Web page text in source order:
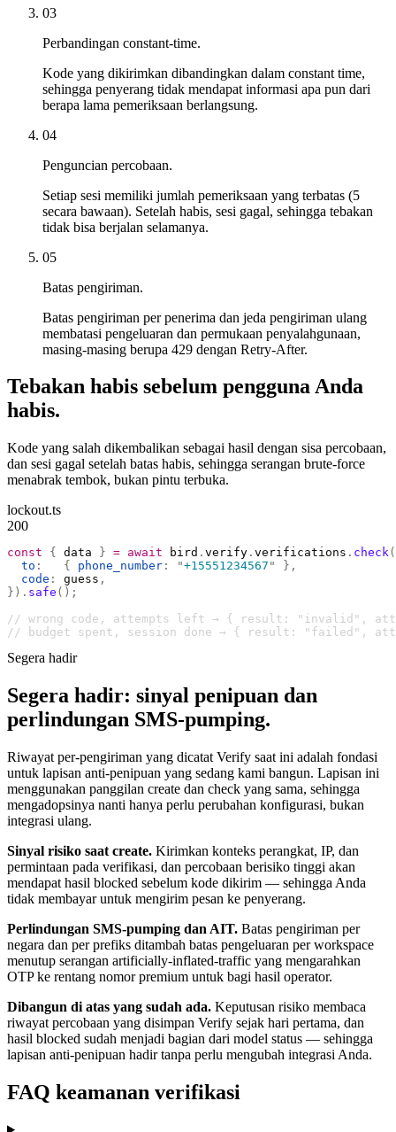
03
Perbandingan constant-time.
Kode yang dikirimkan dibandingkan dalam constant time,
sehingga penyerang tidak mendapat informasi apa pun dari
berapa lama pemeriksaan berlangsung.
04
Penguncian percobaan.
Setiap sesi memiliki jumlah pemeriksaan yang terbatas (5
secara bawaan). Setelah habis, sesi gagal, sehingga tebakan
tidak bisa berjalan selamanya.
05
Batas pengiriman.
Batas pengiriman per penerima dan jeda pengiriman ulang
membatasi pengeluaran dan permukaan penyalahgunaan,
masing-masing berupa 429 dengan Retry-After.
Tebakan habis sebelum pengguna Anda
habis.
Kode yang salah dikembalikan sebagai hasil dengan sisa percobaan,
dan sesi gagal setelah batas habis, sehingga serangan brute-force
menabrak tembok, bukan pintu terbuka.
lockout.ts
200
const { data } = await bird . verify . verifications . check
  to
:
   {
phone_number : "+15551234567 "
},
  code
: guess ,
}). safe ();
// wrong code, attempts left → { result: "invalid",
// budget spent, session done → { result: "failed",
Segera hadir
Segera hadir: sinyal penipuan dan
perlindungan SMS-pumping.
Riwayat per-pengiriman yang dicatat Verify saat ini adalah fondasi
untuk lapisan anti-penipuan yang sedang kami bangun. Lapisan ini
menggunakan panggilan create dan check yang sama, sehingga
mengadopsinya nanti hanya perlu perubahan konfigurasi, bukan
integrasi ulang.
Sinyal risiko saat create. Kirimkan konteks perangkat, IP, dan
permintaan pada verifikasi, dan percobaan berisiko tinggi akan
mendapat hasil blocked sebelum kode dikirim — sehingga Anda
tidak membayar untuk mengirim pesan ke penyerang.
Perlindungan SMS-pumping dan AIT. Batas pengiriman per
negara dan per prefiks ditambah batas pengeluaran per workspace
menutup serangan artificially-inflated-traffic yang mengarahkan
OTP ke rentang nomor premium untuk bagi hasil operator.
Dibangun di atas yang sudah ada. Keputusan risiko membaca
riwayat percobaan yang disimpan Verify sejak hari pertama, dan
hasil blocked sudah menjadi bagian dari model status — sehingga
lapisan anti-penipuan hadir tanpa perlu mengubah integrasi Anda.
FAQ keamanan verifikasi